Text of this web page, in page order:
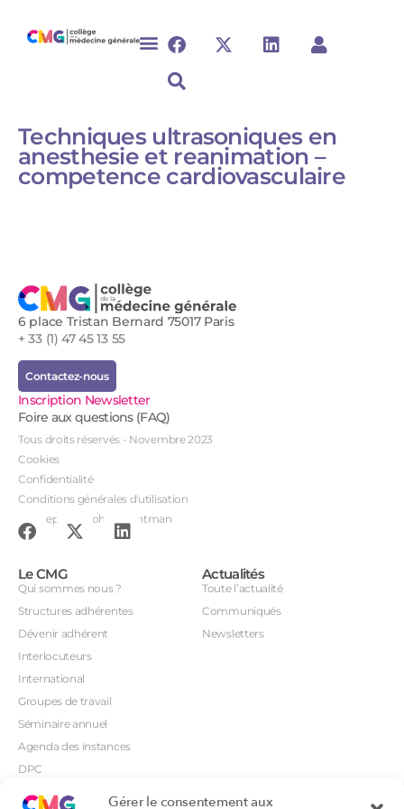
Gérer le consentement aux
Techniques ultrasoniques en
anesthesie et reanimation –
competence cardiovasculaire
6 place Tristan Bernard 75017 Paris
+ 33 (1) 47 45 13 55
Contactez-nous
Inscription Newsletter
Foire aux questions (FAQ)
Tous droits réservés - Novembre 2023
Cookies
Confidentialité
Conditions générales d'utilisation
Conception : John Brightman
Le CMG
Qui sommes nous ?
Structures adhérentes
Dévenir adhérent
Interlocuteurs
International
Groupes de travail
Séminaire annuel
Agenda des instances
DPC
Actualités
Toute l’actualité
Communiqués
Newsletters